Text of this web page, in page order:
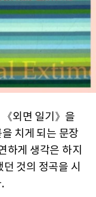
외면 일기》을
치게 되는 문장
하게 생각은 하지
것의 정곡을 시